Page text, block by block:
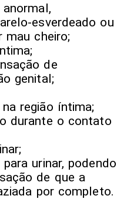
esverdeado ou
mau cheiro;
de
genital;
região íntima;
durante o contato
urinar, podendo
de que a
por completo.